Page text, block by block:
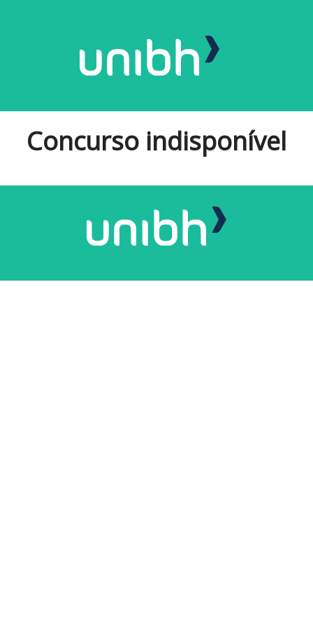
Concurso indisponível